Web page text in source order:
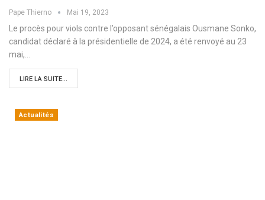
Pape Thierno Mai 19, 2023
Le procès pour viols contre l’opposant sénégalais Ousmane Sonko,
candidat déclaré à la présidentielle de 2024, a été renvoyé au 23
mai,…
LIRE LA SUITE...
Actualités